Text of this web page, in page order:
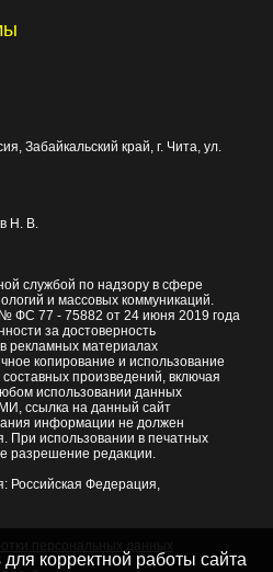
Забайкальский край, г. Чита, ул.
Н. В.
службой по надзору в сфере
и массовых коммуникаций.
ФС 77 - 75882 от 24 июня 2019 года
за достоверность
рекламных материалах
копирование и использование
произведений, включая
использовании данных
ссылка на данный сайт
информации не должен
При использовании в печатных
разрешение редакции.
Российская Федерация,
корректной работы сайта